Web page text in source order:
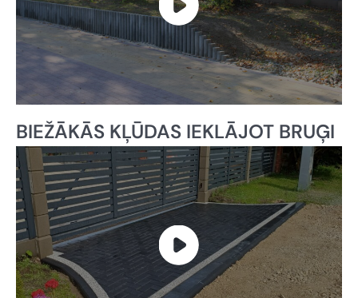
BIEŽĀKĀS KĻŪDAS IEKLĀJOT BRUĢI